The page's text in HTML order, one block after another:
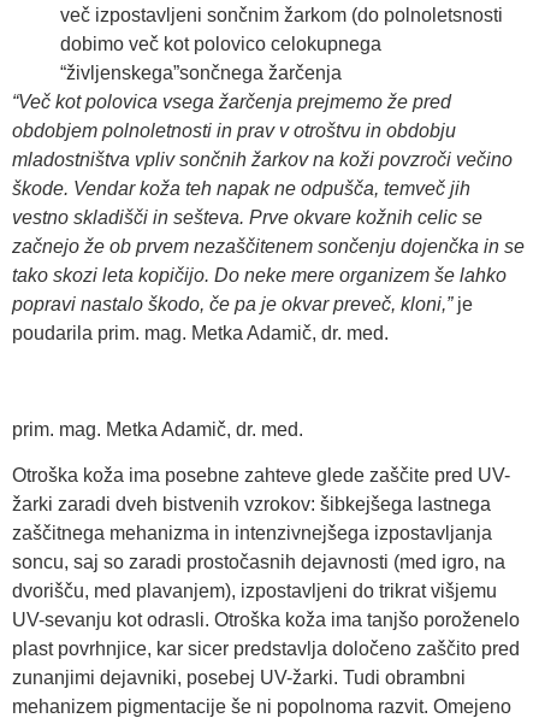
več izpostavljeni sončnim žarkom (do polnoletsnosti
dobimo več kot polovico celokupnega
“življenskega”sončnega žarčenja
“Več kot polovica vsega žarčenja prejmemo že pred
obdobjem polnoletnosti in prav v otroštvu in obdobju
mladostništva vpliv sončnih žarkov na koži povzroči večino
škode. Vendar koža teh napak ne odpušča, temveč jih
vestno skladišči in sešteva. Prve okvare kožnih celic se
začnejo že ob prvem nezaščitenem sončenju dojenčka in se
tako skozi leta kopičijo. Do neke mere organizem še lahko
popravi nastalo škodo, če pa je okvar preveč, kloni,” je
poudarila prim. mag. Metka Adamič, dr. med.
prim. mag. Metka Adamič, dr. med.
Otroška koža ima posebne zahteve glede zaščite pred UV-
žarki zaradi dveh bistvenih vzrokov: šibkejšega lastnega
zaščitnega mehanizma in intenzivnejšega izpostavljanja
soncu, saj so zaradi prostočasnih dejavnosti (med igro, na
dvorišču, med plavanjem), izpostavljeni do trikrat višjemu
UV-sevanju kot odrasli. Otroška koža ima tanjšo poroženelo
plast povrhnjice, kar sicer predstavlja določeno zaščito pred
zunanjimi dejavniki, posebej UV-žarki. Tudi obrambni
mehanizem pigmentacije še ni popolnoma razvit. Omejeno